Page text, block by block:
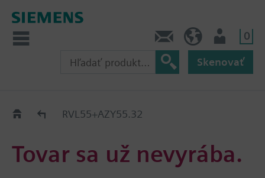
0
Skenovať
Old2NewRVL55+AZY55.32
Tovar sa už nevyrába.